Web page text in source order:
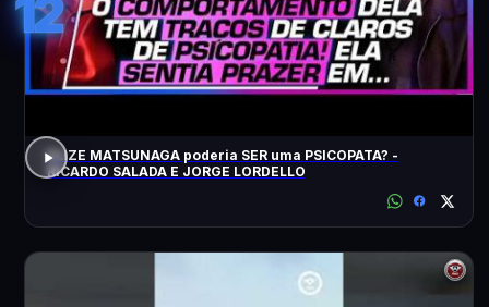
12
ELIZE MATSUNAGA poderia SER uma PSICOPATA? -
RICARDO SALADA E JORGE LORDELLO